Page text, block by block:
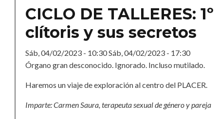
CICLO DE TALLERES:
clítoris y sus secretos
Sáb, 04/02/2023 - 10:30Sáb, 04/02/2023 - 17:30
Órgano gran desconocido. Ignorado. Incluso mutilado.
Haremos un viaje de exploración al centro del PLACER.
Imparte: Carmen Saura, terapeuta sexual de género y pareja